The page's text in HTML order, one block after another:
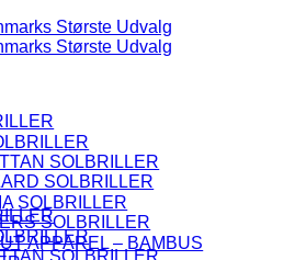
SOLBRILLER
SOLBRILLER
SOLBRILLER
SOLBRILLER
APPAREL – BAMBUS
SOLBRILLER